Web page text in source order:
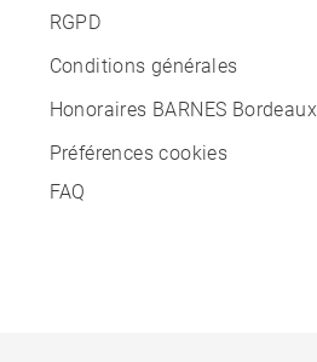
RGPD
Conditions générales
Honoraires BARNES Bordeaux
Préférences cookies
FAQ